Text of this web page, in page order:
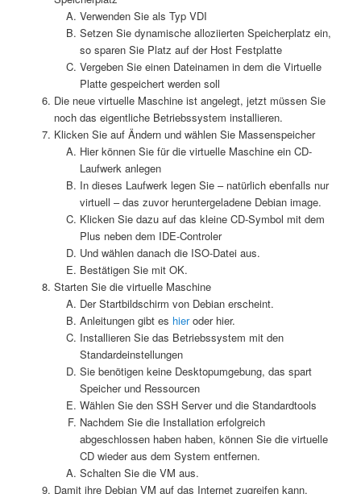
Verwenden Sie als Typ VDI
Setzen Sie dynamische alloziierten Speicherplatz ein,
so sparen Sie Platz auf der Host Festplatte
Vergeben Sie einen Dateinamen in dem die Virtuelle
Platte gespeichert werden soll
Die neue virtuelle Maschine ist angelegt, jetzt müssen Sie
noch das eigentliche Betriebssystem installieren.
Klicken Sie auf Ändern und wählen Sie Massenspeicher
Hier können Sie für die virtuelle Maschine ein CD-
Laufwerk anlegen
In dieses Laufwerk legen Sie – natürlich ebenfalls nur
virtuell – das zuvor heruntergeladene Debian image.
Klicken Sie dazu auf das kleine CD-Symbol mit dem
Plus neben dem IDE-Controler
Und wählen danach die ISO-Datei aus.
Bestätigen Sie mit OK.
Starten Sie die virtuelle Maschine
Der Startbildschirm von Debian erscheint.
Anleitungen gibt es hieroder hier.
Installieren Sie das Betriebssystem mit den
Standardeinstellungen
Sie benötigen keine Desktopumgebung, das spart
Speicher und Ressourcen
Wählen Sie den SSH Server und die Standardtools
Nachdem Sie die Installation erfolgreich
abgeschlossen haben haben, können Sie die virtuelle
CD wieder aus dem System entfernen.
Schalten Sie die VM aus.
Damit ihre Debian VM auf das Internet zugreifen kann,